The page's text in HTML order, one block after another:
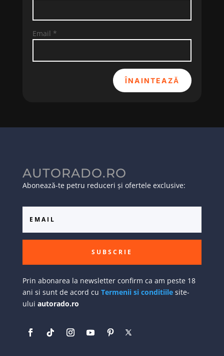
Email *
ÎNAINTEAZĂ
AUTORADO.RO
Abonează-te petru reduceri și ofertele exclusive:
SUBSCRIE
Prin abonarea la newsletter confirm ca am peste 18
ani si sunt de acord cu Termenii si conditiilesite-
ului autorado.ro